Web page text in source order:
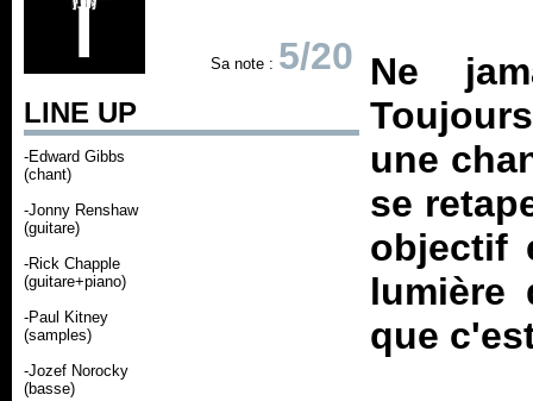
Sa note : 5/20
LINE UP
-Edward Gibbs
(chant)
-Jonny Renshaw
(guitare)
-Rick Chapple
(guitare+piano)
-Paul Kitney
(samples)
-Jozef Norocky
(basse)
Ne
une
se
objectif
lumière
que